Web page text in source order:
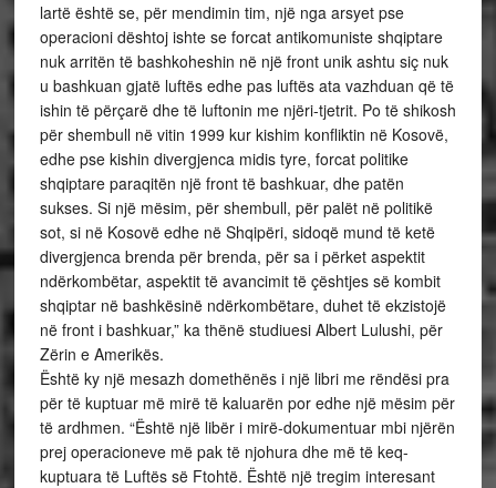
lartë është se, për mendimin tim, një nga arsyet pse
operacioni dështoj ishte se forcat antikomuniste shqiptare
nuk arritën të bashkoheshin në një front unik ashtu siç nuk
u bashkuan gjatë luftës edhe pas luftës ata vazhduan që të
ishin të përçarë dhe të luftonin me njëri-tjetrit. Po të shikosh
për shembull në vitin 1999 kur kishim konfliktin në Kosovë,
edhe pse kishin divergjenca midis tyre, forcat politike
shqiptare paraqitën një front të bashkuar, dhe patën
sukses. Si një mësim, për shembull, për palët në politikë
sot, si në Kosovë edhe në Shqipëri, sidoqë mund të ketë
divergjenca brenda për brenda, për sa i përket aspektit
ndërkombëtar, aspektit të avancimit të çështjes së kombit
shqiptar në bashkësinë ndërkombëtare, duhet të ekzistojë
në front i bashkuar,” ka thënë studiuesi Albert Lulushi, për
Zërin e Amerikës.
Është ky një mesazh domethënës i një libri me rëndësi pra
për të kuptuar më mirë të kaluarën por edhe një mësim për
të ardhmen. “Është një libër i mirë-dokumentuar mbi njërën
prej operacioneve më pak të njohura dhe më të keq-
kuptuara të Luftës së Ftohtë. Është një tregim interesant